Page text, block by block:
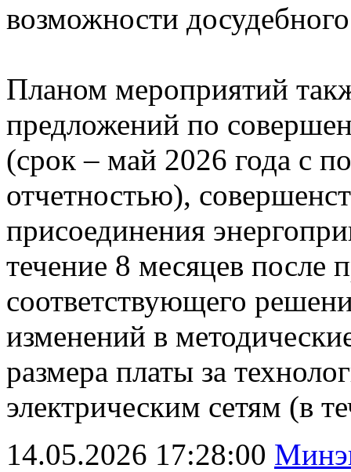
возможности
Планом мероприятий
предложений по
(срок – май 2026 года с
отчетностью),
присоединения
течение 8 месяцев после
соответствующего
изменений в
размера платы за
электрическим сетям (в
14.05.2026 17:28:00